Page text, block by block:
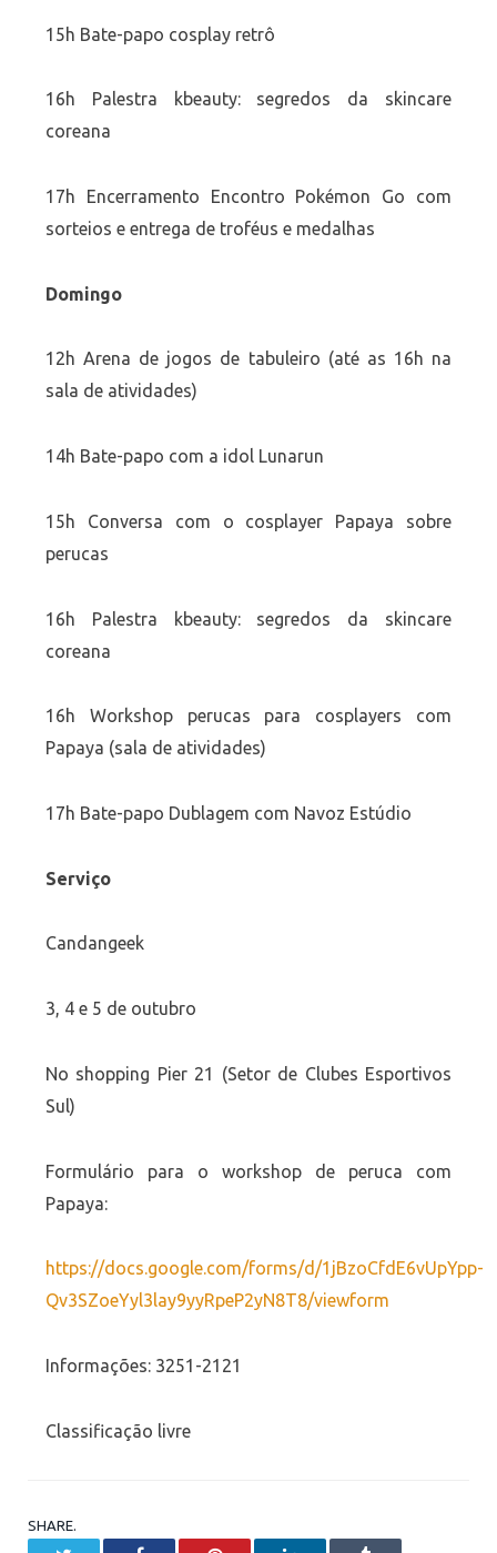
15h Bate-papo cosplay retrô
16h Palestra kbeauty: segredos da skincare
coreana
17h Encerramento Encontro Pokémon Go com
sorteios e entrega de troféus e medalhas
Domingo
12h Arena de jogos de tabuleiro (até as 16h na
sala de atividades)
14h Bate-papo com a idol Lunarun
15h Conversa com o cosplayer Papaya sobre
perucas
16h Palestra kbeauty: segredos da skincare
coreana
16h Workshop perucas para cosplayers com
Papaya (sala de atividades)
17h Bate-papo Dublagem com Navoz Estúdio
Serviço
Candangeek
3, 4 e 5 de outubro
No shopping Pier 21 (Setor de Clubes Esportivos
Sul)
Formulário para o workshop de peruca com
Papaya:
https://docs.google.com/forms/d/1jBzoCfdE6vUpYpp-
Qv3SZoeYyl3lay9yyRpeP2yN8T8/viewform
Informações: 3251-2121
Classificação livre
SHARE.